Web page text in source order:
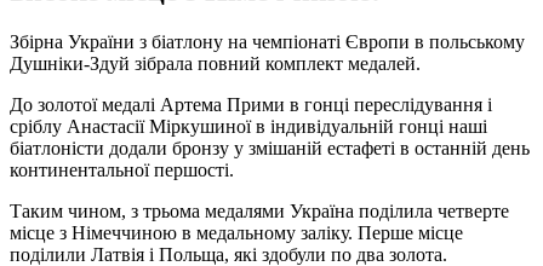
Збірна України з біатлону на чемпіонаті Європи в польському
Душніки-Здуй зібрала повний комплект медалей.
До золотої медалі Артема Прими в гонці переслідування і
сріблу Анастасії Міркушиної в індивідуальній гонці наші
біатлоністи додали бронзу у змішаній естафеті в останній день
континентальної першості.
Таким чином, з трьома медалями Україна поділила четверте
місце з Німеччиною в медальному заліку. Перше місце
поділили Латвія і Польща, які здобули по два золота.